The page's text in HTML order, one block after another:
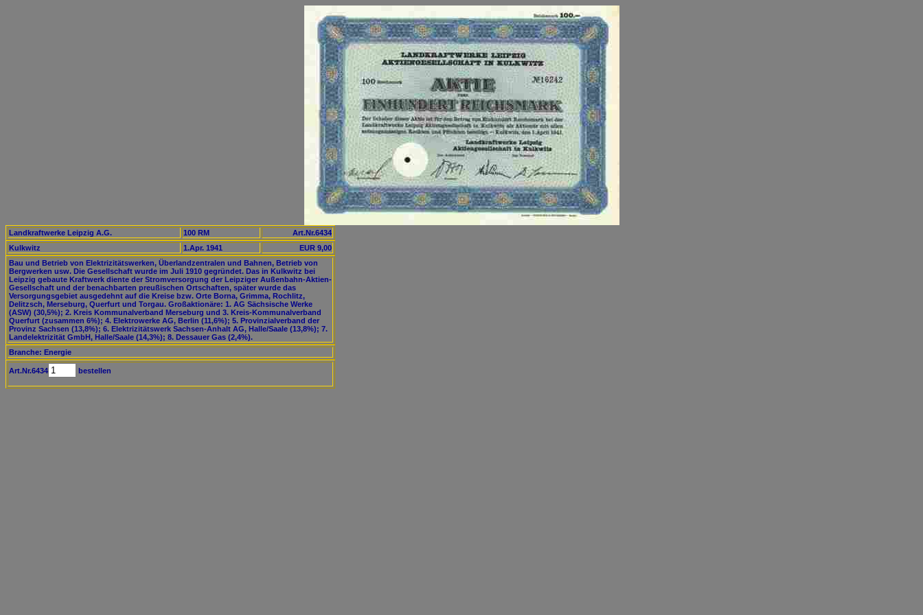
Landkraftwerke Leipzig A.G. 100 RM
Art.Nr.6434
Kulkwitz
1.Apr. 1941
EUR 9,00
Bau und Betrieb von Elektrizitätswerken, Überlandzentralen und Bahnen, Betrieb von
Bergwerken usw. Die Gesellschaft wurde im Juli 1910 gegründet. Das in Kulkwitz bei
Leipzig gebaute Kraftwerk diente der Stromversorgung der Leipziger Außenbahn-Aktien-
Gesellschaft und der benachbarten preußischen Ortschaften, später wurde das
Versorgungsgebiet ausgedehnt auf die Kreise bzw. Orte Borna, Grimma, Rochlitz,
Delitzsch, Merseburg, Querfurt und Torgau. Großaktionäre: 1. AG Sächsische Werke
(ASW) (30,5%); 2. Kreis Kommunalverband Merseburg und 3. Kreis-Kommunalverband
Querfurt (zusammen 6%); 4. Elektrowerke AG, Berlin (11,6%); 5. Provinzialverband der
Provinz Sachsen (13,8%); 6. Elektrizitätswerk Sachsen-Anhalt AG, Halle/Saale (13,8%); 7.
Landelektrizität GmbH, Halle/Saale (14,3%); 8. Dessauer Gas (2,4%).
Branche: Energie
Art.Nr.6434 bestellen